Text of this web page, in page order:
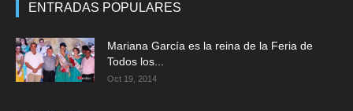
ENTRADAS POPULARES
Mariana García es la reina de la Feria de
Todos los...
Oct 19, 2014